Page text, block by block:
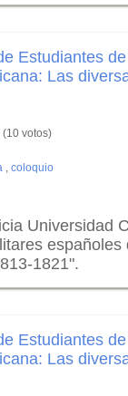
Estudiantes
Las
(10 votos)
, coloquio
Universidad
1821".
Estudiantes
Las